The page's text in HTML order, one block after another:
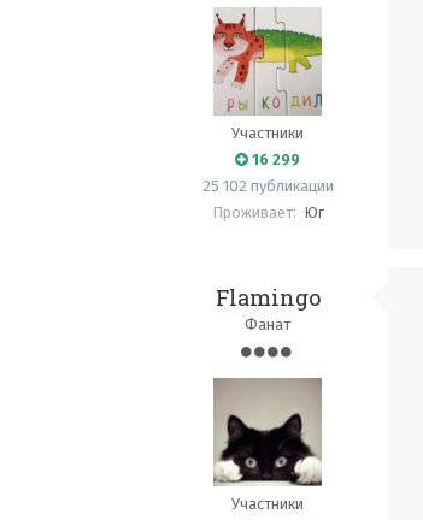
Участники
16 299
25 102 публикации
Проживает: Юг
Flamingo
Фанат
Участники